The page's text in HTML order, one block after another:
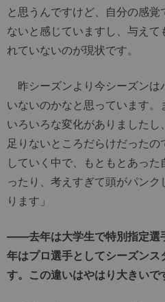
と思うんですけど、自分の感
ないと感じていますし、与え
れていないのが現状です。
昨シーズンより今シーズンは
いないのかなと思っています。
いろいろな変化がありました
足りないところだらけだった
していく中で、もともとあっ
ったり、考えすぎて頭がパン
ります」
――去年は大学生で特別指定選
年はプロ選手としてシーズンス
す。この違いはやはり大きいで